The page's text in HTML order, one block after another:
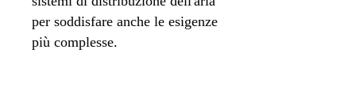
per soddisfare anche le esigenze
più complesse.